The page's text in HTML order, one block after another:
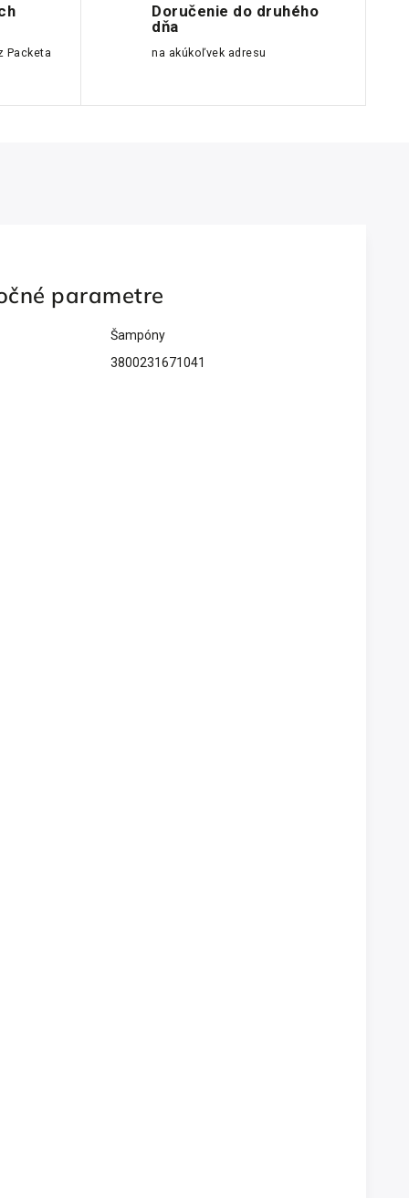
Packeta
Doručenie do druhého
dňa
na akúkoľvek adresu
parametre
Šampóny
3800231671041